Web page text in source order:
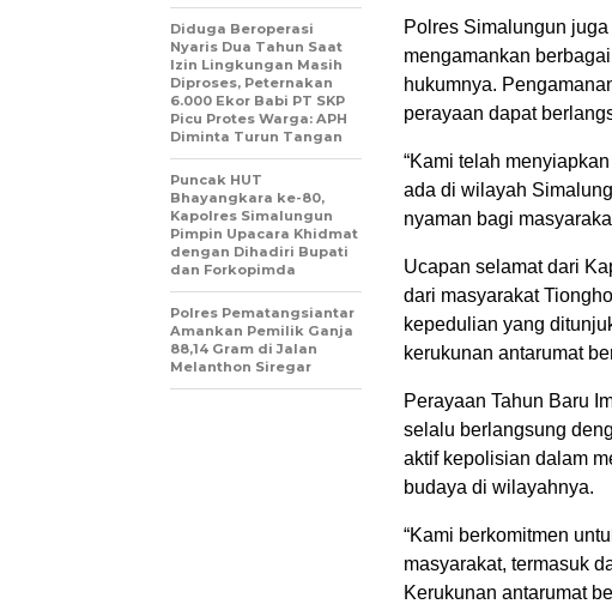
Polres Simalungun
mengamankan
hukumnya.
perayaan dapat
“Kami telah
ada di wilayah
nyaman bagi
Ucapan selamat dari
dari masyarakat
kepedulian yang
kerukunan antarumat
Perayaan Tahun Baru
selalu berlangsung
aktif kepolisian dalam
budaya di wilayahnya.
“Kami berkomitmen
masyarakat, termasuk
Kerukunan antarumat
Diduga Beroperasi
Nyaris Dua Tahun Saat
Izin Lingkungan Masih
Diproses, Peternakan
6.000 Ekor Babi PT SKP
Picu Protes Warga: APH
Diminta Turun Tangan
Puncak HUT
Bhayangkara ke-80,
Kapolres Simalungun
Pimpin Upacara Khidmat
dengan Dihadiri Bupati
dan Forkopimda
Polres Pematangsiantar
Amankan Pemilik Ganja
88,14 Gram di Jalan
Melanthon Siregar